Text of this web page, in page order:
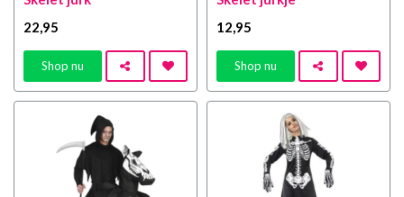
22,95
Shop nu
12,95
Shop nu